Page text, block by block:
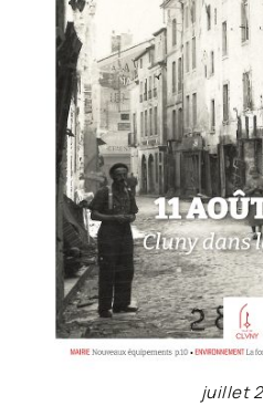
juillet